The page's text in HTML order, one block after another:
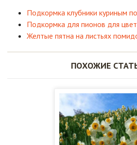
Подкормка клубники куриным
Подкормка для пионов для
Желтые пятна на листьях
ПОХОЖИЕ